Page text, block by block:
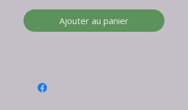
Ajouter au panier